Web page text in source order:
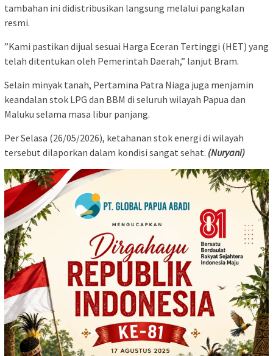
tambahan ini didistribusikan langsung melalui pangkalan
resmi.
​”Kami pastikan dijual sesuai Harga Eceran Tertinggi (HET) yang
telah ditentukan oleh Pemerintah Daerah,” lanjut Bram.
​Selain minyak tanah, Pertamina Patra Niaga juga menjamin
keandalan stok LPG dan BBM di seluruh wilayah Papua dan
Maluku selama masa libur panjang.
​Per Selasa (26/05/2026), ketahanan stok energi di wilayah
tersebut dilaporkan dalam kondisi sangat sehat. (Nuryani)